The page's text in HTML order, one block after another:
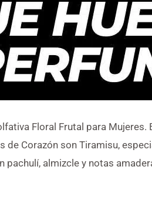
Floral Frutal para Mujeres.
Corazón son Tiramisu,
pachulí, almizcle y notas